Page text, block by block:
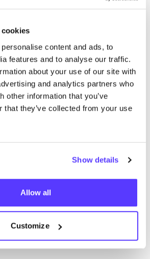
content and ads, to
features and to analyse our traffic.
about your use of our site with
and analytics partners who
other information that you’ve
that they’ve collected from your use
Show details
Allow all
Customize
correspondant à vos critères
de recherche
List Map